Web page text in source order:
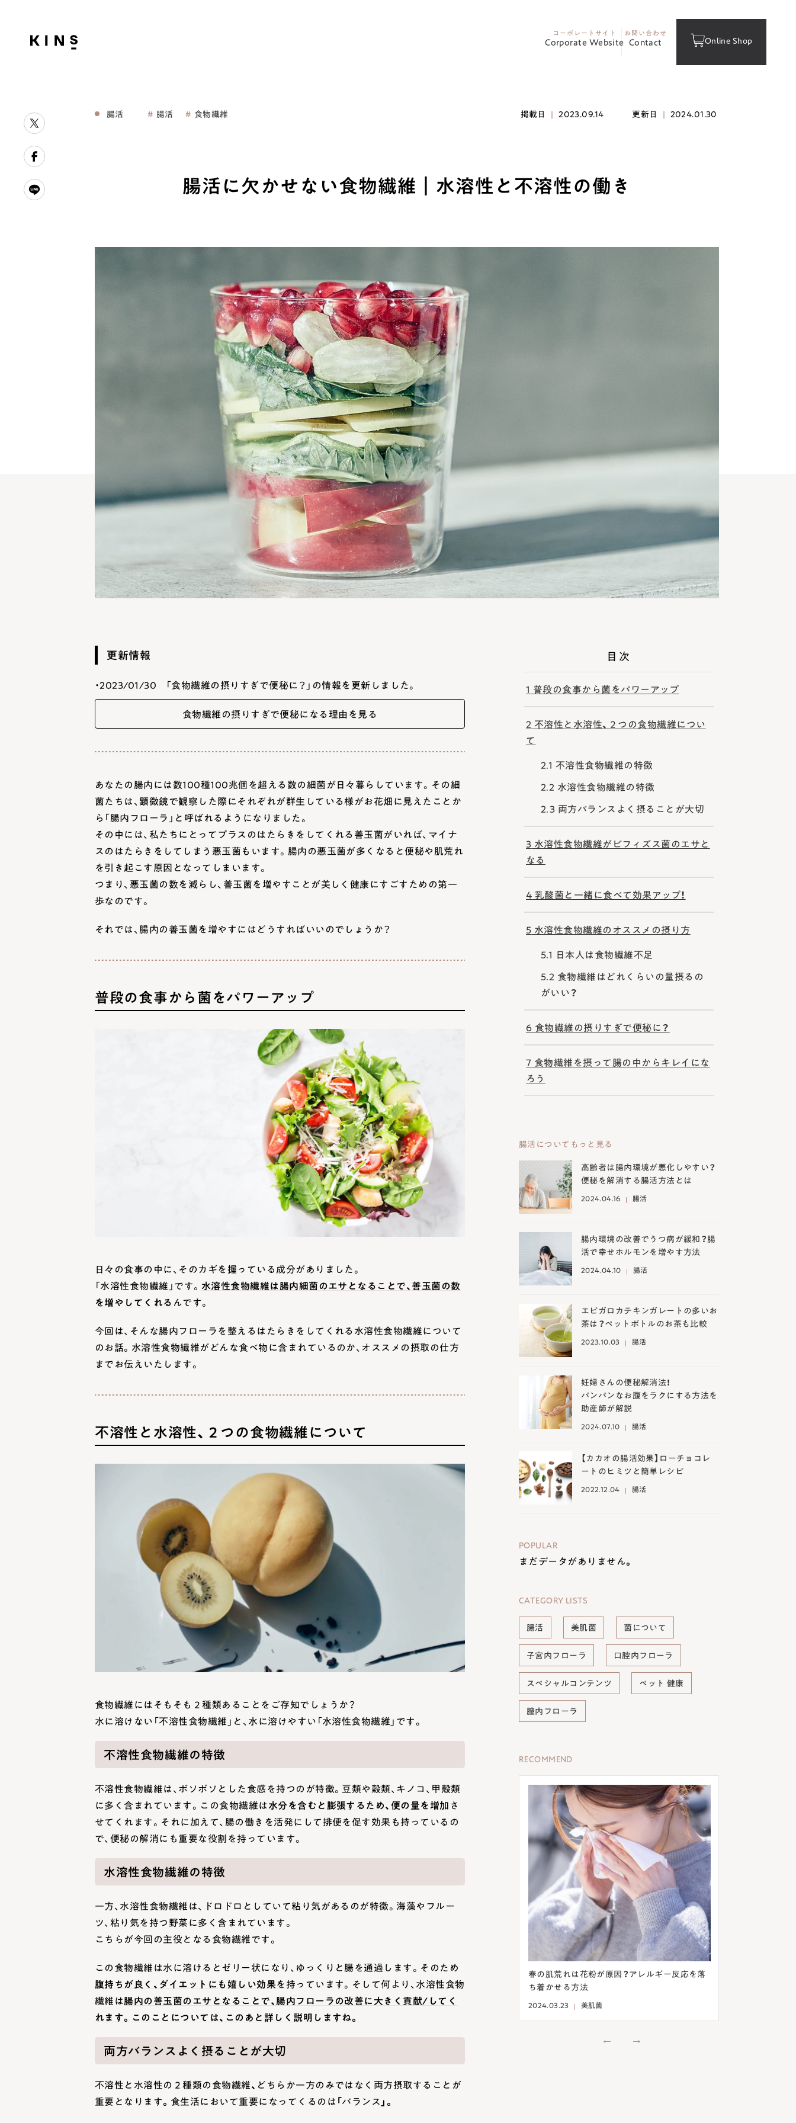
コーポレートサイト
Corporate Website
お問い合わせ
Contact Online Shop
腸活 腸活 食物繊維 掲載日 | 2023.09.14 更新日 | 2024.01.30
腸活に欠かせない食物繊維｜水溶性と不溶性の働き
更新情報
・2023/01/30 「食物繊維の摂りすぎで便秘に？」の情報を更新しました。
食物繊維の摂りすぎで便秘になる理由を見る
あなたの腸内には数100種100兆個を超える数の細菌が日々暮らしています。その細
菌たちは、顕微鏡で観察した際にそれぞれが群生している様がお花畑に見えたことか
ら「腸内フローラ」と呼ばれるようになりました。
その中には、私たちにとってプラスのはたらきをしてくれる善玉菌がいれば、マイナ
スのはたらきをしてしまう悪玉菌もいます。腸内の悪玉菌が多くなると便秘や肌荒れ
を引き起こす原因となってしまいます。
つまり、悪玉菌の数を減らし、善玉菌を増やすことが美しく健康にすごすための第一
歩なのです。
それでは、腸内の善玉菌を増やすにはどうすればいいのでしょうか？
普段の食事から菌をパワーアップ
日々の食事の中に、そのカギを握っている成分がありました。
「水溶性食物繊維」です。 水溶性食物繊維は腸内細菌のエサとなることで、善玉菌の数
を増やしてくれる んです。
今回は、そんな腸内フローラを整えるはたらきをしてくれる水溶性食物繊維について
のお話。水溶性食物繊維がどんな食べ物に含まれているのか、オススメの摂取の仕方
までお伝えいたします。
不溶性と水溶性、２つの食物繊維について
食物繊維にはそもそも２種類あることをご存知でしょうか？
水に溶けない「不溶性食物繊維」と、水に溶けやすい「水溶性食物繊維」です。
不溶性食物繊維の特徴
不溶性食物繊維は、ボソボソとした食感を持つのが特徴。豆類や穀類、キノコ、甲殻類
に多く含まれています。この食物繊維は水分を含むと膨張するため、便の量を増加 さ
せてくれます。それに加えて、腸の働きを活発にして排便を促す効果も持っているの
で、便秘の解消にも重要な役割を持っています。
水溶性食物繊維の特徴
一方、水溶性食物繊維は、ドロドロとしていて粘り気があるのが特徴。海藻やフルー
ツ、粘り気を持つ野菜に多く含まれています。
こちらが今回の主役となる食物繊維です。
この食物繊維は水に溶けるとゼリー状になり、ゆっくりと腸を通過します。そのため
腹持ちが良く、ダイエットにも嬉しい効果を持っています。そして何より、水溶性食物
繊維は腸内の善玉菌のエサとなることで、腸内フローラの改善に大きく貢献/ してく
れます。このことについては、このあと詳しく説明しますね。
両方バランスよく摂ることが大切
不溶性と水溶性の２種類の食物繊維、どちらか一方のみではなく両方摂取することが
重要となります。食生活において重要になってくるのは「バランス」。
目次
1 普段の食事から菌をパワーアップ
2 不溶性と水溶性、２つの食物繊維につい
て
2.1 不溶性食物繊維の特徴
2.2 水溶性食物繊維の特徴
2.3 両方バランスよく摂ることが大切
3 水溶性食物繊維がビフィズス菌のエサと
なる
4 乳酸菌と一緒に食べて効果アップ！
5 水溶性食物繊維のオススメの摂り方
5.1 日本人は食物繊維不足
5.2 食物繊維はどれくらいの量摂るの
がいい？
6 食物繊維の摂りすぎで便秘に？
7 食物繊維を摂って腸の中からキレイにな
ろう
腸活についてもっと見る
高齢者は腸内環境が悪化しやすい？
便秘を解消する腸活方法とは
2024.04.16 腸活
腸内環境の改善でうつ病が緩和？腸
活で幸せホルモンを増やす方法
2024.04.10 腸活
エピガロカテキンガレートの多いお
茶は？ペットボトルのお茶も比較
2023.10.03 腸活
妊婦さんの便秘解消法！
パンパンなお腹をラクにする方法を
助産師が解説
2024.07.10 腸活
【カカオの腸活効果】ローチョコレ
ートのヒミツと簡単レシピ
2022.12.04 腸活
POPULAR
まだデータがありません。
CATEGORY LISTS
腸活 美肌菌 菌について
子宮内フローラ 口腔内フローラ
スペシャルコンテンツ ペット 健康
膣内フローラ
RECOMMEND
ても遅くてもダメ？正常
生理前の肌荒れは日頃のケアが大切！肌荒れを
起こさないための方法
2024.08.07 美肌菌
春の肌荒れは花粉が原因？アレルギー反応を落
ち着かせる方法
2024.03.23 美肌菌
意外！目の下のシワはクレンジングから見直そ
う！乾燥を予防して改善する方法
2024.03.13 美肌菌